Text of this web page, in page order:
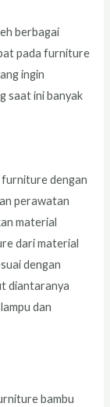
berbagai
pada furniture
ingin
saat ini banyak
dengan
perawatan
material
dari material
dengan
diantaranya
dan
bambu